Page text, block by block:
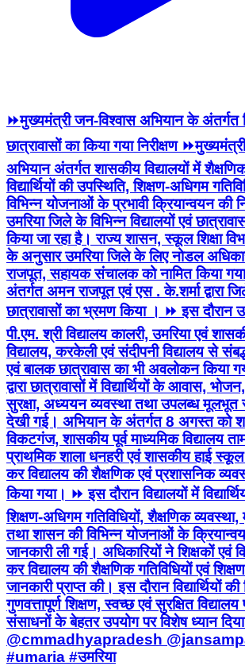
⏩मुख्यमंत्री जन-विश्वास अभियान के अंतर्गत
छात्रावासों का किया गया निरीक्षण
अभियान अंतर्गत शासकीय विद्यालयों में
विद्यार्थियों की उपस्थिति, शिक्षण-अधिगम
विभिन्न योजनाओं के प्रभावी क्रियान्वयन की
उमरिया जिले के विभिन्न विद्यालयों एवं
किया जा रहा है। राज्य शासन, स्कूल शिक्षा
के अनुसार उमरिया जिले के लिए नोडल
राजपूत, सहायक संचालक को नामित किया
अंतर्गत अमन राजपूत एवं एस . के.शर्मा द्वारा
छात्रावासों का भ्रमण किया । ⏩ इस दौरान
पी.एम. श्री विद्यालय कालरी, उमरिया एवं
विद्यालय, करकेली एवं संदीपनी विद्यालय से
एवं बालक छात्रावास का भी अवलोकन किया
द्वारा छात्रावासों में विद्यार्थियों के आवास,
सुरक्षा, अध्ययन व्यवस्था तथा उपलब्ध मूलभूत
देखी गई। अभियान के अंतर्गत 8 अगस्त को
विकटगंज, शासकीय पूर्व माध्यमिक विद्यालय
प्राथमिक शाला धनहरी एवं शासकीय हाई स्कूल
कर विद्यालय की शैक्षणिक एवं प्रशासनिक
किया गया। ⏩ इस दौरान विद्यालयों में
शिक्षण-अधिगम गतिविधियों, शैक्षणिक
तथा शासन की विभिन्न योजनाओं के
जानकारी ली गई। अधिकारियों ने शिक्षकों एवं
कर विद्यालय की शैक्षणिक गतिविधियों एवं
जानकारी प्राप्त की। इस दौरान विद्यार्थियों
गुणवत्तापूर्ण शिक्षण, स्वच्छ एवं सुरक्षित
संसाधनों के बेहतर उपयोग पर विशेष ध्यान
@cmmadhyapradesh
#umaria #उमरिया